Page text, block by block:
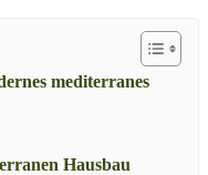
mediterranes
Hausbau